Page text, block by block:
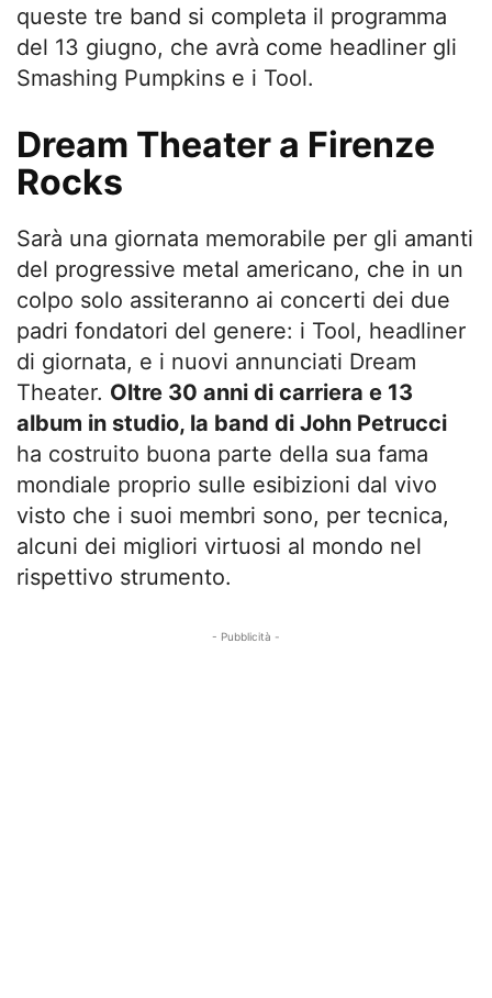
queste tre band si completa il programma
del 13 giugno, che avrà come headliner gli
Smashing Pumpkins e i Tool.
Dream Theater a Firenze
Rocks
Sarà una giornata memorabile per gli amanti
del progressive metal americano, che in un
colpo solo assiteranno ai concerti dei due
padri fondatori del genere: i Tool, headliner
di giornata, e i nuovi annunciati Dream
Theater. Oltre 30 anni di carriera e 13
album in studio, la band di John Petrucci
ha costruito buona parte della sua fama
mondiale proprio sulle esibizioni dal vivo
visto che i suoi membri sono, per tecnica,
alcuni dei migliori virtuosi al mondo nel
rispettivo strumento.
- Pubblicità -